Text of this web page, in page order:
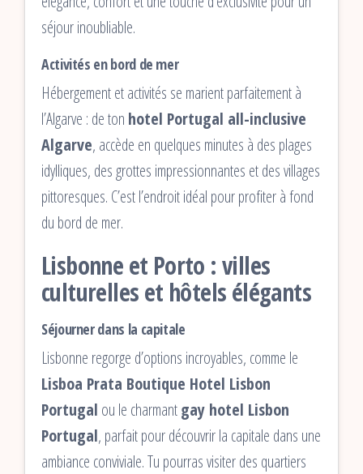
séjour inoubliable.
Activités en bord de mer
Hébergement et activités se marient parfaitement à
l’Algarve : de ton hotel Portugal all-inclusive
Algarve, accède en quelques minutes à des plages
idylliques, des grottes impressionnantes et des villages
pittoresques. C’est l’endroit idéal pour profiter à fond
du bord de mer.
Lisbonne et Porto : villes
culturelles et hôtels élégants
Séjourner dans la capitale
Lisbonne regorge d’options incroyables, comme le
Lisboa Prata Boutique Hotel Lisbon
Portugal ou le charmantgay hotel Lisbon
Portugal, parfait pour découvrir la capitale dans une
ambiance conviviale. Tu pourras visiter des quartiers